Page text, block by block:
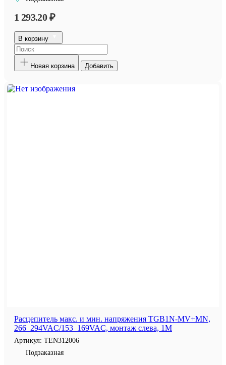
1 293.20 ₽
В корзину
Новая корзина Добавить
Расцепитель макс. и мин. напряжения TGB1N-MV+MN,
266_294VAC/153_169VAC, монтаж слева, 1M
Артикул: TEN312006
Подзаказная